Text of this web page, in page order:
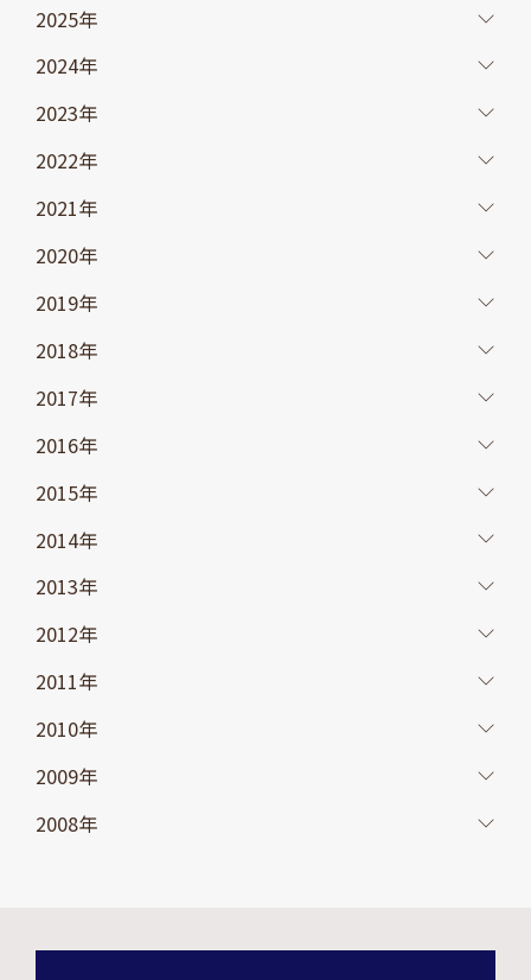
2025年
2024年
2023年
2022年
2021年
2020年
2019年
2018年
2017年
2016年
2015年
2014年
2013年
2012年
2011年
2010年
2009年
2008年